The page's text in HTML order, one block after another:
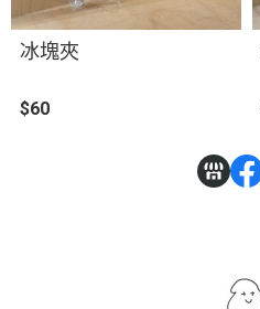
冰塊夾
$60